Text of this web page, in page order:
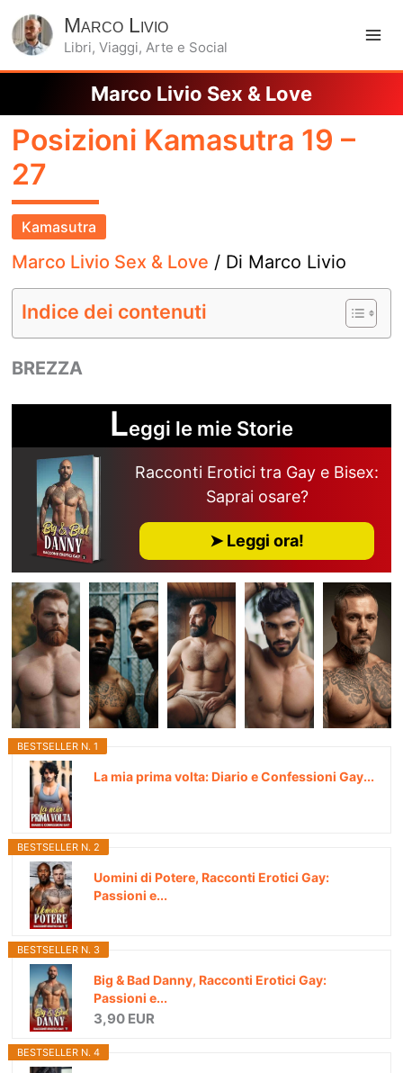
Marco Livio
Libri, Viaggi, Arte e Social
️Marco Livio Sex & Love
Posizioni Kamasutra 19 –
27
Kamasutra
Marco Livio Sex & Love / Di Marco Livio
Indice dei contenuti
BREZZA
Leggi le mie Storie
Racconti Erotici tra Gay e Bisex:
Saprai osare?
➤ Leggi ora!
BESTSELLER N. 1
La mia prima volta: Diario e Confessioni Gay...
BESTSELLER N. 2
Uomini di Potere, Racconti Erotici Gay:
Passioni e...
BESTSELLER N. 3
Big & Bad Danny, Racconti Erotici Gay:
Passioni e...
3,90 EUR
BESTSELLER N. 4